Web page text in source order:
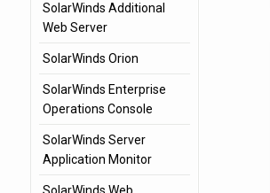
SolarWinds Additional
Web Server
SolarWinds Orion
SolarWinds Enterprise
Operations Console
SolarWinds Server
Application Monitor